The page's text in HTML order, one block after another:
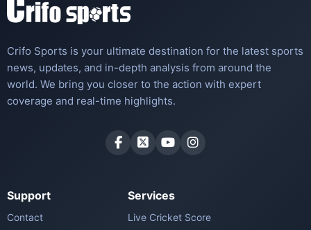
Crifo Sports is your ultimate destination for the latest sports
news, updates, and in-depth analysis from around the
world. We bring you closer to the action with expert
coverage and real-time highlights.
Support
Contact
Services
Live Cricket Score